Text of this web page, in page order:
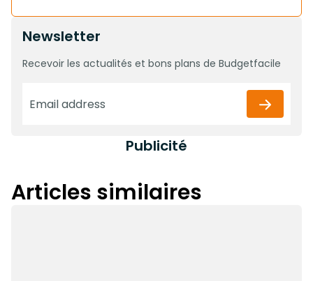
Newsletter
Recevoir les actualités et bons plans de Budgetfacile
Publicité
Articles similaires